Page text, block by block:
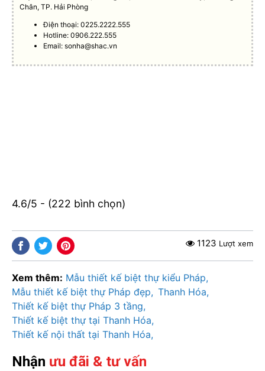
Chân, TP. Hải Phòng
Điện thoại: 0225.2222.555
Hotline: 0906.222.555
Email:sonha@shac.vn
4.6/5 - (222 bình chọn)
1123 Lượt xem
Xem thêm: Mẫu thiết kế biệt thự kiểu Pháp
Mẫu thiết kế biệt thự Pháp đẹp
Thanh Hóa
Thiết kế biệt thự Pháp 3 tầng
Thiết kế biệt thự tại Thanh Hóa
Thiết kế nội thất tại Thanh Hóa
Nhận ưu đãi & tư vấn